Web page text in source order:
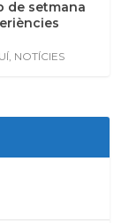
de setmana
NOTÍCIES